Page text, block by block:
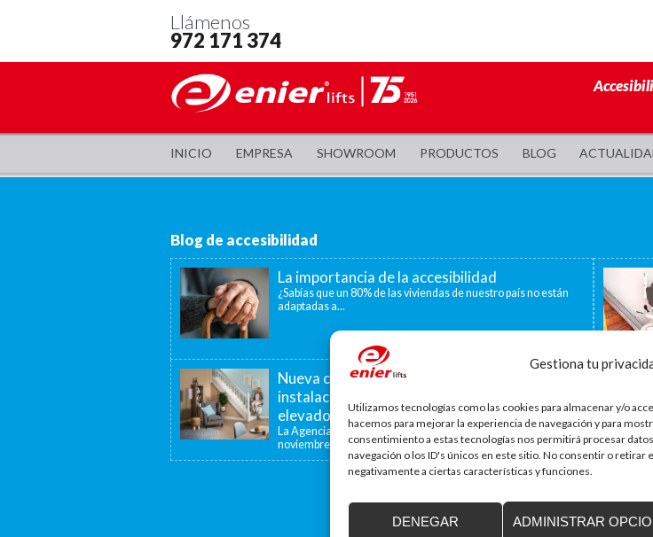
Gestiona tu
Utilizamos tecnologías como las cookies para almacenar y/o
hacemos para mejorar la experiencia de navegación y para
consentimiento a estas tecnologías nos permitirá procesar
navegación o los ID's únicos en este sitio. No consentir o
negativamente a ciertas características y funciones.
DENEGAR ADMINISTRAR
Llámenos
972 171 374
INICIO EMPRESA SHOWROOM PRODUCTOS BLOG
Blog de accesibilidad
La importancia de la accesibilidad
¿Sabías que un 80% de las viviendas de nuestro país no están
adaptadas a...
Nueva convocatoria de ayudas para la
instalación de ascensores, plataformas
elevadoras y dispositivos de accesibilidad
La Agencia de la Vivienda de Cataluña aprobó el pasado 15 de
noviembre de...